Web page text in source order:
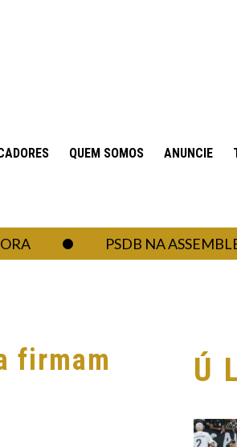
QUEM SOMOS ANUNCIE
PSDB NA ASSEMBLEIA:
firmam